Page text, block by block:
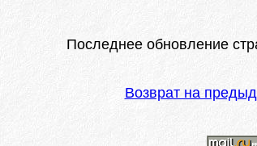
Последнее обновление
Возврат на